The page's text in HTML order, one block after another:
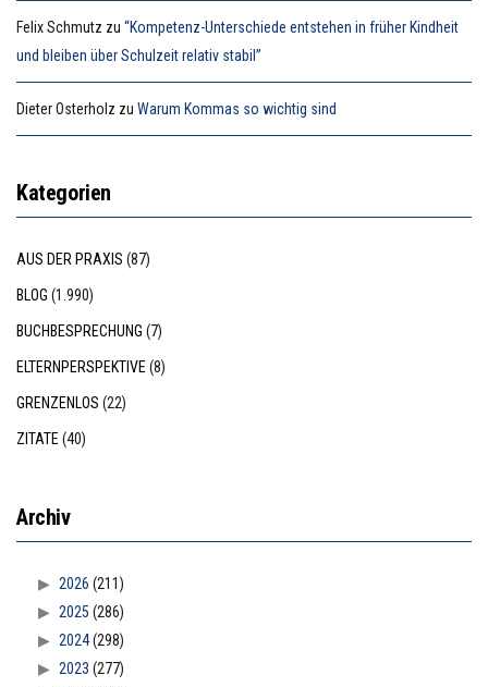
Felix Schmutz zu “Kompetenz-Unterschiede entstehen in früher Kindheit
und bleiben über Schulzeit relativ stabil”
Dieter Osterholz zu Warum Kommas so wichtig sind
Kategorien
AUS DER PRAXIS (87)
BLOG (1.990)
BUCHBESPRECHUNG (7)
ELTERNPERSPEKTIVE(8)
GRENZENLOS (22)
ZITATE(40)
Archiv
2026 (211)
2025 (286)
2024(298)
2023 (277)